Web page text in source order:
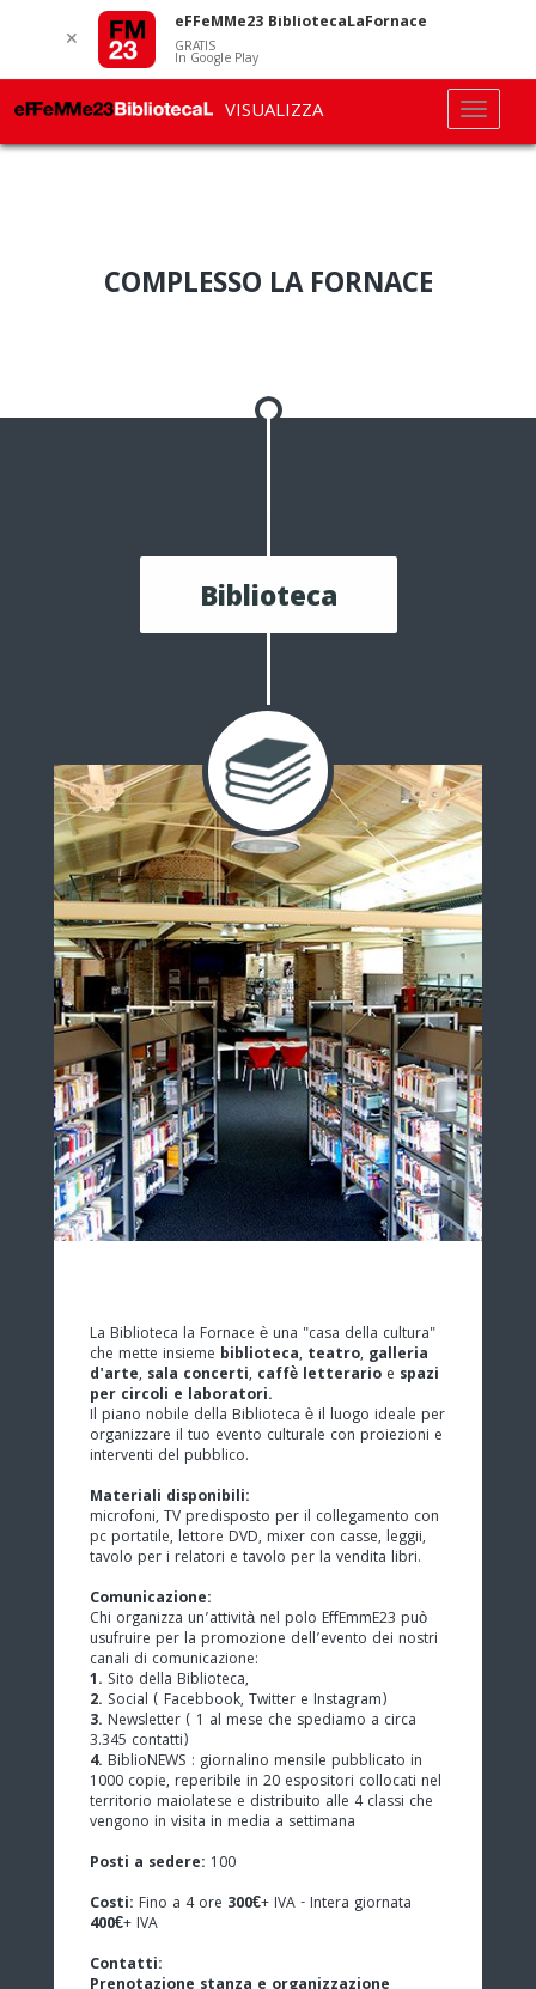
COMPLESSO LA FORNACE
Biblioteca
La Biblioteca la Fornace è una "casa della cultura"
che mette insieme biblioteca, teatro, galleria
d'arte, sala concerti, caffè letterario e spazi
per circoli e laboratori.
Il piano nobile della Biblioteca è il luogo ideale per
organizzare il tuo evento culturale con proiezioni e
interventi del pubblico.
Materiali disponibili:
microfoni, TV predisposto per il collegamento con
pc portatile, lettore DVD, mixer con casse, leggii,
tavolo per i relatori e tavolo per la vendita libri.
Comunicazione:
Chi organizza un’attività nel polo EffEmmE23 può
usufruire per la promozione dell’evento dei nostri
canali di comunicazione:
1. Sito della Biblioteca,
2. Social ( Facebbook, Twitter e Instagram)
3. Newsletter ( 1 al mese che spediamo a circa
3.345 contatti)
4. BiblioNEWS : giornalino mensile pubblicato in
1000 copie, reperibile in 20 espositori collocati nel
territorio maiolatese e distribuito alle 4 classi che
vengono in visita in media a settimana
Posti a sedere: 100
Costi: Fino a 4 ore 300€+ IVA - Intera giornata
400€+ IVA
Contatti:
✕
eFFeMMe23 BibliotecaLaFornace
GRATIS
In Google Play
VISUALIZZA